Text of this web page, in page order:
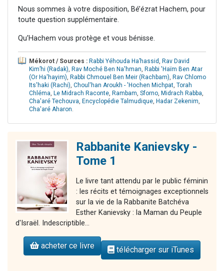
Nous sommes à votre disposition, Bé’ézrat Hachem, pour
toute question supplémentaire.
Qu’Hachem vous protège et vous bénisse.
Mékorot / Sources : Rabbi Yéhouda Ha’hassid, Rav David
Kim’hi (Radak), Rav Moché Ben Na'hman, Rabbi 'Haïm Ben Atar
(Or Ha'hayim), Rabbi Chmouel Ben Meir (Rachbam), Rav Chlomo
Its'haki (Rachi), Choul'han Aroukh - 'Hochen Michpat, Torah
Chléma, Le Midrach Raconte, Rambam, Sforno, Midrach Rabba,
Cha'aré Techouva, Encyclopédie Talmudique, Hadar Zekenim,
Cha'aré Aharon.
Rabbanite Kanievsky -
Tome 1
Le livre tant attendu par le public féminin
: les récits et témoignages exceptionnels
sur la vie de la Rabbanite Batchéva
Esther Kanievsky : la Maman du Peuple
d'Israël. Indescriptible...
acheter ce livre télécharger sur iTunes